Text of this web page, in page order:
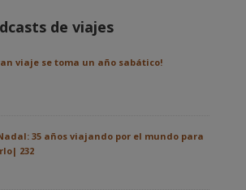
de viajes
viaje se toma un año sabático!
35 años viajando por el mundo para
232